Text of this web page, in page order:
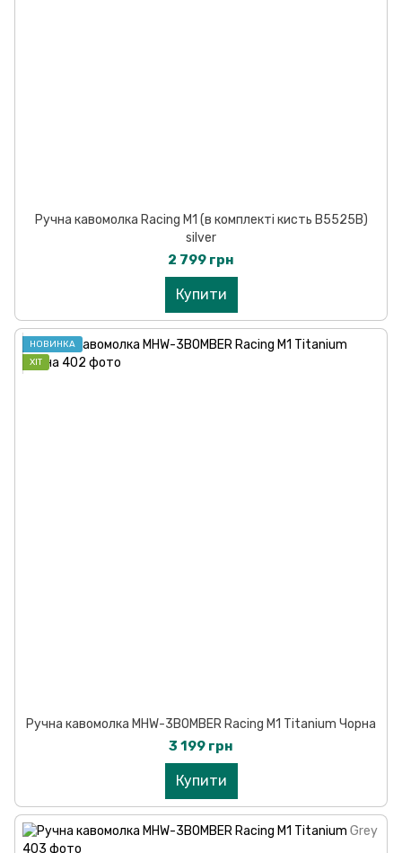
Ручна кавомолка Racing M1 (в комплекті кисть B5525B)
silver
2 799 грн
Купити
НОВИНКА
ХІТ
Ручна кавомолка MHW-3BOMBER Racing M1 Titanium Чорна
3 199 грн
Купити